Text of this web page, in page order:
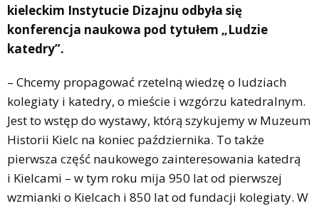
kieleckim Instytucie Dizajnu odbyła się
konferencja naukowa pod tytułem „Ludzie
katedry”.
– Chcemy propagować rzetelną wiedzę o ludziach
kolegiaty i katedry, o mieście i wzgórzu katedralnym.
Jest to wstęp do wystawy, którą szykujemy w Muzeum
Historii Kielc na koniec października. To także
pierwsza część naukowego zainteresowania katedrą
i Kielcami – w tym roku mija 950 lat od pierwszej
wzmianki o Kielcach i 850 lat od fundacji kolegiaty. W